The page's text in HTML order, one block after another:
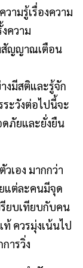
ามรู้เรื่องความ
ความ
สัญญาณเตือน
งมีสติและรู้จัก
ะวังต่อไปนี้จะ
ภัยและยั่งยืน
เอง มากกว่า
แต่ละคนมีจุด
ยบเทียบกับคน
ควรมุ่งเน้นไป
ารวิ่ง